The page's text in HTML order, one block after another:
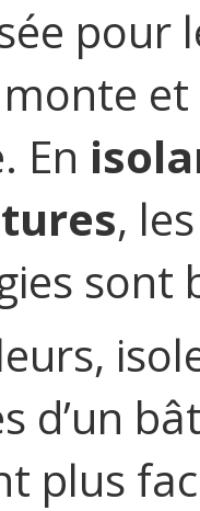
pour
et
En
,
sont
d’un
plus